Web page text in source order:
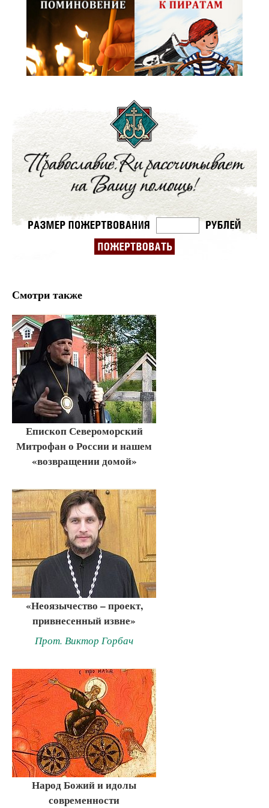
Смотри также
Епископ Североморский
Митрофан о России и нашем
«возвращении домой»
«Неоязычество – проект,
привнесенный извне»
Прот. Виктор Горбач
Народ Божий и идолы
современности